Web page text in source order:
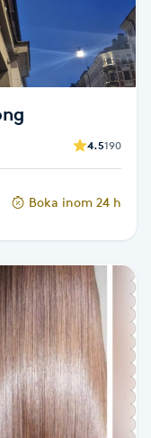
4.5190
Boka inom 24 h